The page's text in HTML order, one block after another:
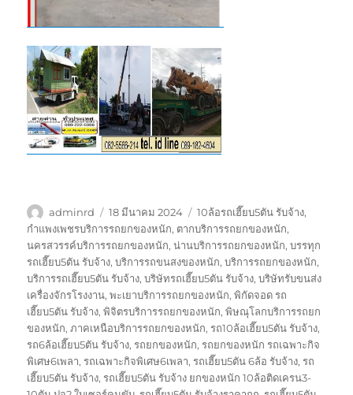
ผู้
เขียน
adminrd
เขียน
เมื่อ
18 มีนาคม 2024
ป้าย
กำกับ
10ล้อรถเฮี๊ยบ5ตัน รับจ้าง,
กำแพงเพชรบริการรถยกของหนัก, ตากบริการรถยกของหนัก,
นครสวรรค์บริการรถยกของหนัก,น่านบริการรถยกของหนัก,บรรทุก
รถเฮี๊ยบ5ตัน รับจ้าง,บริการรถขนสงของหนัก,บริการรถยกของหนัก,
บริการรถเฮี๊ยบ5ตัน รับจ้าง,บริษัทรถเฮี๊ยบ5ตัน รับจ้าง,บริษัทรับขนส่ง
เครื่องจักรโรงงาน,พะเยาบริการรถยกของหนัก,พิกัดจอด รถ
เฮี๊ยบ5ตัน รับจ้าง,พิจิตรบริการรถยกของหนัก,พิษณุโลกบริการรถยก
ของหนัก,ภาคเหนือบริการรถยกของหนัก,รถ10ล้อเฮี๊ยบ5ตัน รับจ้าง,
รถ6ล้อเฮี๊ยบ5ตัน รับจ้าง,รถยกของหนัก,รถยกของหนัก รถเฉพาะกิจ
พิเศษ6เพลา,รถเฉพาะกิจพิเศษ6เพลา,รถเฮี๊ยบ5ตัน 6ล้อ รับจ้าง,รถ
เฮี๊ยบ5ตัน รับจ้าง,รถเฮี๊ยบ5ตัน รับจ้าง ยกของหนัก 10ล้อติดเครน3-